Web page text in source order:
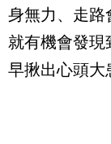
身無力、走路
就有機會發現
早揪出心頭大